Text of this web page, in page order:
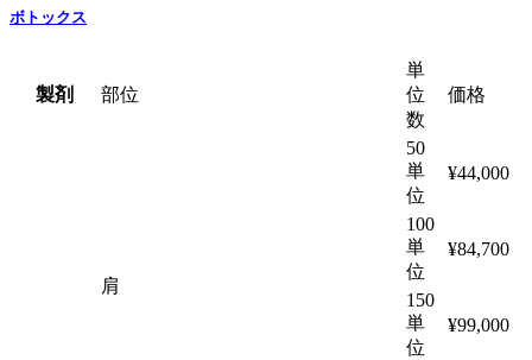
ボトックス
製剤 部位
単
位
数
価格
肩
50
単
位
¥44,000
100
単
位
¥84,700
150
単
位
¥99,000